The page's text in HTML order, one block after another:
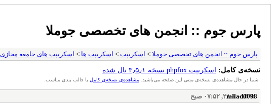
پارس جوم :: انجمن های تخصصی جوملا
پارس جوم :: انجمن های تخصصی جوملا > اسکریپت > اسکریپت ها > اسکریپت های جامعه مجازی
نسخه‌ی کامل: اسکریپت phpfox نسخه ۳٫۵٫۱ نال شده
شما در حال مشاهده‌ی نسخه‌ی متنی این صفحه می‌باشید. مشاهده‌ی نسخه‌ی کامل با قالب بندی مناسب.
milad0098
۲۸-۱۰-۱۳۹۲, ۰۷:۵۲ صبح